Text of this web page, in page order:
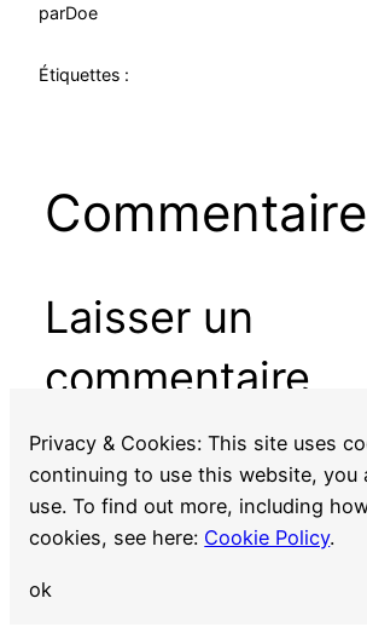
parDoe
Étiquettes :
Laisser un
commentaire
Vous devezvous connecterpour
commentaire.
Privacy & Cookies: This site uses
continuing to use this website, you
use. To find out more, including
cookies, see here: Cookie Policy.
ok